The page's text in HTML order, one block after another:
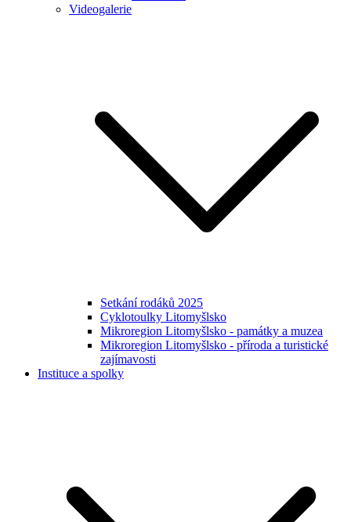
Videogalerie
Setkání rodáků 2025
Cyklotoulky Litomyšlsko
Mikroregion Litomyšlsko - památky a muzea
Mikroregion Litomyšlsko - příroda a turistické
zajímavosti
Instituce a spolky